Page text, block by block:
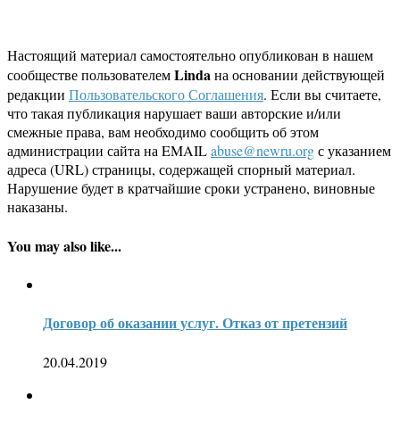
Настоящий материал самостоятельно опубликован в нашем
сообществе пользователемLindaна основании действующей
редакции Пользовательского Соглашения. Если вы считаете,
что такая публикация нарушает ваши авторские и/или
смежные права, вам необходимо сообщить об этом
администрации сайта на EMAILabuse@newru.orgс указанием
адреса (URL) страницы, содержащей спорный материал.
Нарушение будет в кратчайшие сроки устранено, виновные
наказаны.
You may also like...
Договор об оказании услуг. Отказ от претензий
20.04.2019